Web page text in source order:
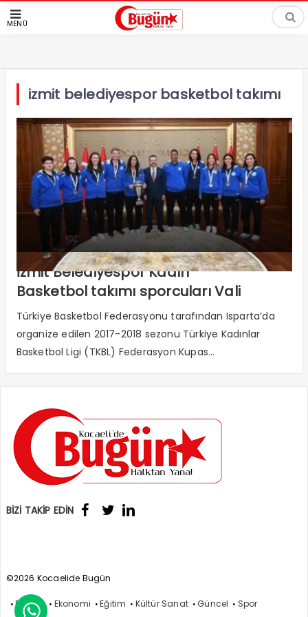
MENÜ
izmit belediyespor basketbol takımı
İzmit Belediyespor Kadın
Basketbol takımı sporcuları Vali
Aksoy’u ziyaret etti.
Türkiye Basketbol Federasyonu tarafından Isparta’da
organize edilen 2017-2018 sezonu Türkiye Kadınlar
Basketbol Ligi (TKBL) Federasyon Kupas...
BİZİ TAKİP EDİN
©2026 Kocaelide Bugün
Politika Ekonomi Eğitim Kültür Sanat Güncel Spor
